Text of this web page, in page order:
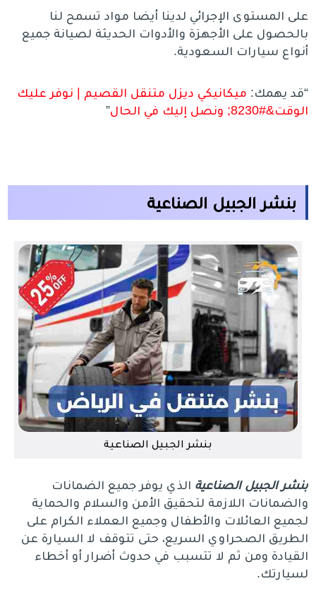
على المستوى الإجرائي لدينا أيضا مواد تسمح لنا
بالحصول على الأجهزة والأدوات الحديثة لصيانة جميع
أنواع سيارات السعودية.
“قد يهمك: ميكانيكي ديزل متنقل القصيم | نوفر عليك
الوقت&#8230; ونصل إليك في الحال
”
بنشر الجبيل الصناعية
بنشر الجبيل الصناعية
بنشر الجبيل الصناعية الذي يوفر جميع الضمانات
والضمانات اللازمة لتحقيق الأمن والسلام والحماية
لجميع العائلات والأطفال وجميع العملاء الكرام على
الطريق الصحراوي السريع، حتى تتوقف لا السيارة عن
القيادة ومن ثم لا تتسبب في حدوث أضرار أو أخطاء
لسيارتك.